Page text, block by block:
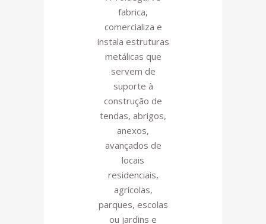
fabrica,
comercializa e
instala estruturas
metálicas que
servem de
suporte à
construção de
tendas, abrigos,
anexos,
avançados de
locais
residenciais,
agrícolas,
parques, escolas
ou jardins e